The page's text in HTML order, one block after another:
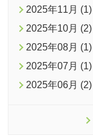
2025年11月 (1)
2025年10月 (2)
2025年08月 (1)
2025年07月 (1)
2025年06月 (2)